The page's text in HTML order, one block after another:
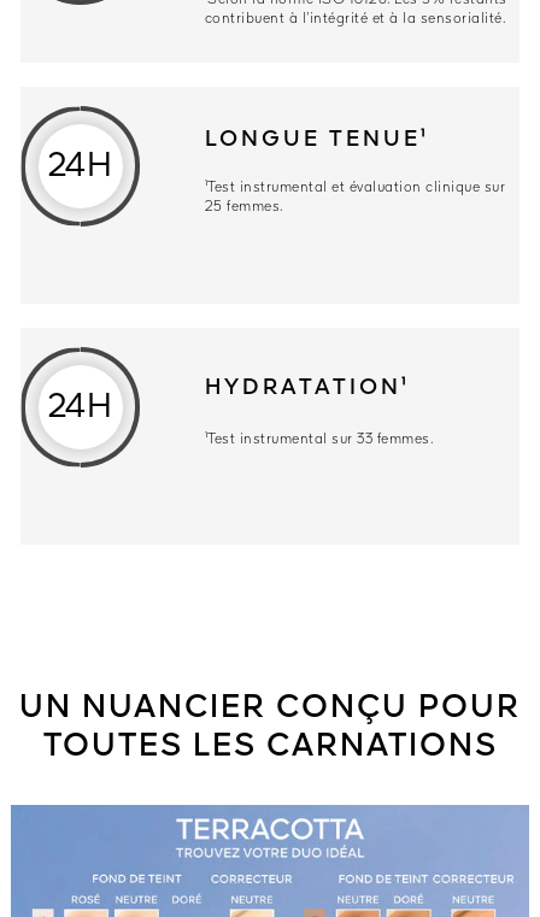
contribuent à l’intégrité et à la sensorialité.
24H
LONGUE TENUE¹
¹Test instrumental et évaluation clinique sur
25 femmes.
24H
HYDRATATION¹
¹Test instrumental sur 33 femmes.
UN NUANCIER CONÇU POUR
TOUTES LES CARNATIONS